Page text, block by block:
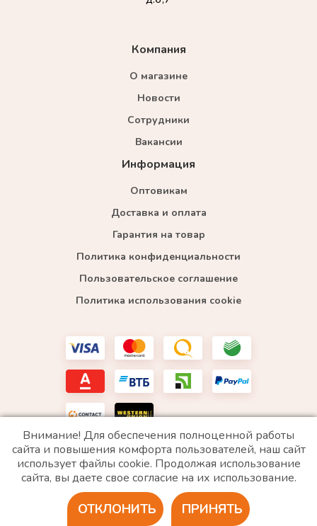
Компания
О магазине
Новости
Сотрудники
Вакансии
Информация
Оптовикам
Доставка и оплата
Гарантия на товар
Политика конфиденциальности
Пользовательское соглашение
Политика использования cookie
*WhatsApp принадлежит компании Meta, которая признана экстремистской и запрещена в
РФ
2020 © Все права защищены. ИП «Войтенко»
Разработка сайта
Внимание! Для обеспечения полноценной работы
сайта и повышения комфорта пользователей, наш сайт
использует файлы cookie. Продолжая использование
сайта, вы даете свое согласие на их использование.
ПРИНЯТЬ
ОТКЛОНИТЬ